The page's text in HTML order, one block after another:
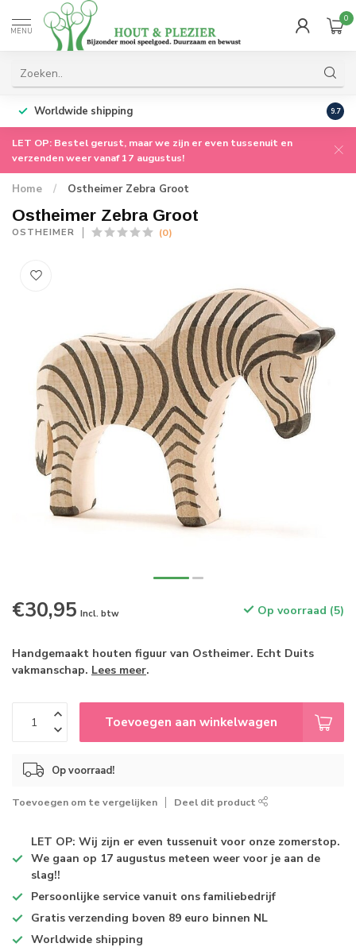
MENU
0
Worldwide shipping 9.7
LET OP: Bestel gerust, maar we zijn er even tussenuit en
verzenden weer vanaf 17 augustus!
Home / Ostheimer Zebra Groot
Ostheimer Zebra Groot
OSTHEIMER (0)
€30,95 Incl. btw Op voorraad (5)
Handgemaakt houten figuur van Ostheimer. Echt Duits
vakmanschap. Lees meer.
Toevoegen aan winkelwagen
Op voorraad!
Toevoegen om te vergelijken Deel dit product
LET OP: Wij zijn er even tussenuit voor onze zomerstop.
We gaan op 17 augustus meteen weer voor je aan de
slag!!
Persoonlijke service vanuit ons familiebedrijf
Gratis verzending boven 89 euro binnen NL
Worldwide shipping